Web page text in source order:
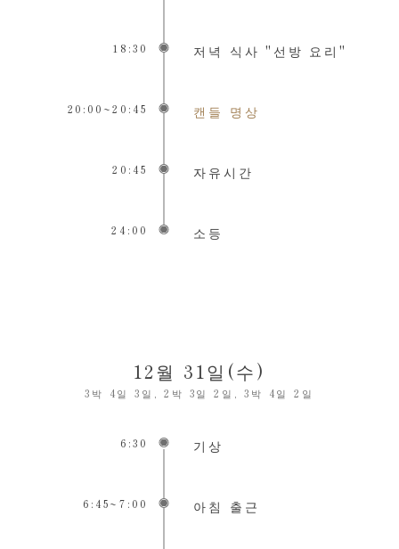
18:30 저녁 식사 "선방 요리"
20:00~20:45 캔들 명상
20:45 자유시간
24:00 소등
12월 31일(수)
3박 4일 3일, 2박 3일 2일, 3박 4일 2일
6:30 기상
6:45~7:00 아침 출근